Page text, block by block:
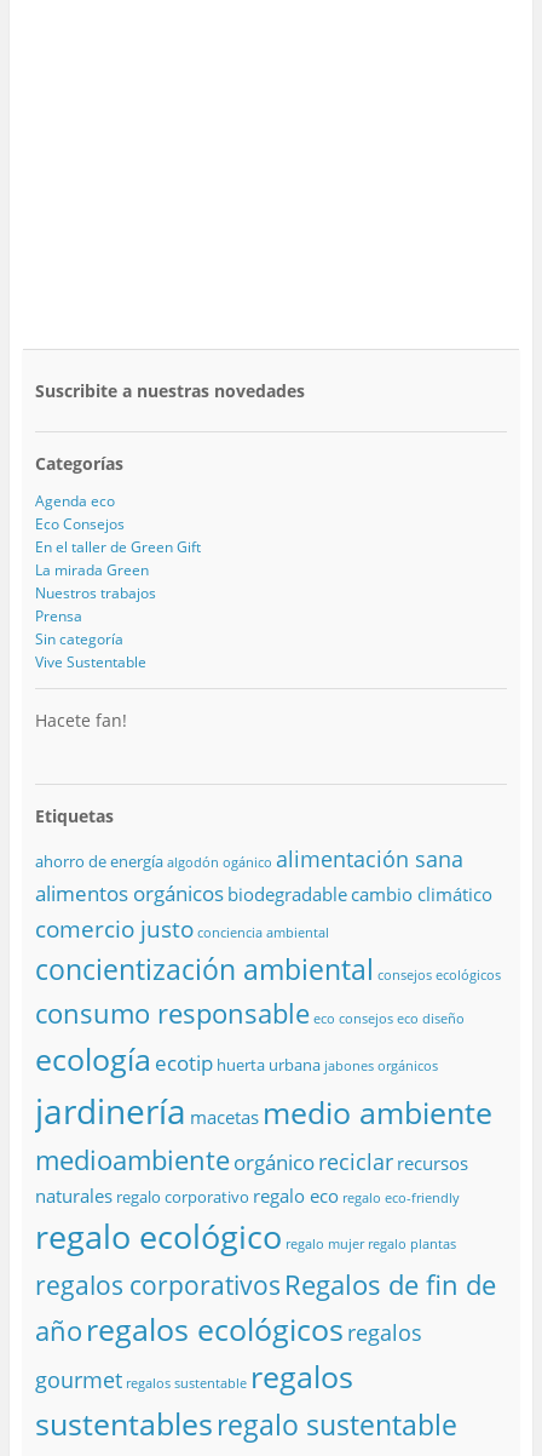
Suscribite a nuestras novedades
Categorías
Agenda eco
Eco Consejos
En el taller de Green Gift
La mirada Green
Nuestros trabajos
Prensa
Sin categoría
Vive Sustentable
Hacete fan!
Etiquetas
ahorro de energía algodón ogánico alimentación sana
alimentos orgánicos biodegradable cambio climático
comercio justo conciencia ambiental
concientización ambiental consejos ecológicos
consumo responsable eco consejos eco diseño
ecología ecotip huerta urbana jabones orgánicos
jardinería macetas medio ambiente
medioambienteorgánicoreciclar recursos
naturales regalo corporativo regalo eco regalo eco-friendly
regalo ecológico regalo mujer regalo plantas
regalos corporativos Regalos de fin de
año regalos ecológicos regalos
gourmet regalos sustentable regalos
sustentablesregalo sustentable